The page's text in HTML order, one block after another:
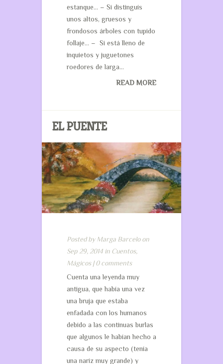
estanque… – Si distinguís
unos altos, gruesos y
frondosos árboles con tupido
follaje… – Si está lleno de
inquietos y juguetones
roedores de larga...
READ MORE
EL PUENTE
Posted byMarga Barceloon
Sep 29, 2014 in Cuentos,
Mágicos|0 comments
Cuenta una leyenda muy
antigua, que había una vez
una bruja que estaba
enfadada con los humanos
debido a las continuas burlas
que algunos le habían hecho a
causa de su aspecto (tenía
una nariz muy grande) y